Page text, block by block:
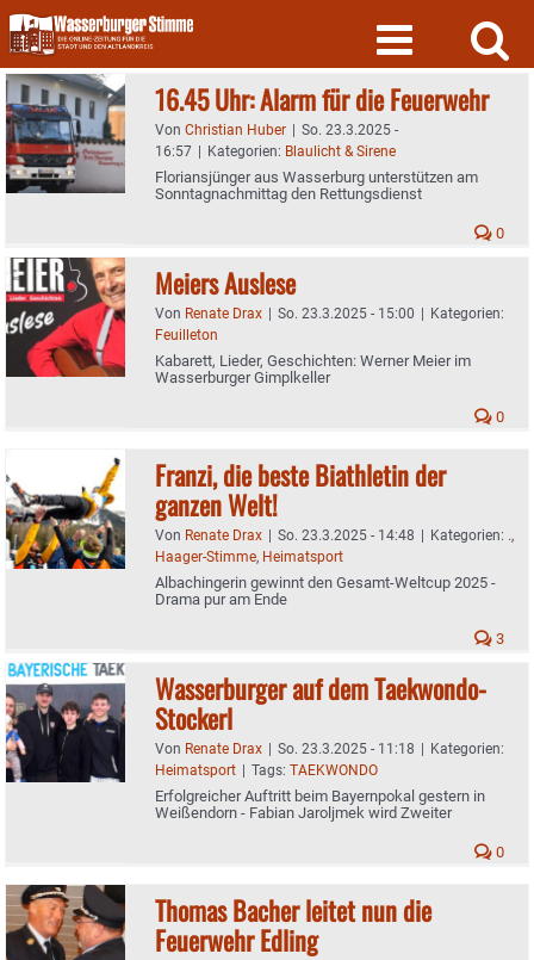
Skip
to
content
16.45 Uhr: Alarm für die Feuerwehr
Von Christian Huber | So. 23.3.2025 -
16:57 | Kategorien: Blaulicht & Sirene
Floriansjünger aus Wasserburg unterstützen am
Sonntagnachmittag den Rettungsdienst
0
Meiers Auslese
Von Renate Drax | So. 23.3.2025 - 15:00 | Kategorien:
Feuilleton
Kabarett, Lieder, Geschichten: Werner Meier im
Wasserburger Gimplkeller
0
Franzi, die beste Biathletin der
ganzen Welt!
Von Renate Drax | So. 23.3.2025 - 14:48 | Kategorien: .,
Haager-Stimme, Heimatsport
Albachingerin gewinnt den Gesamt-Weltcup 2025 -
Drama pur am Ende
3
Wasserburger auf dem Taekwondo-
Stockerl
Von Renate Drax | So. 23.3.2025 - 11:18 | Kategorien:
Heimatsport | Tags: TAEKWONDO
Erfolgreicher Auftritt beim Bayernpokal gestern in
Weißendorn - Fabian Jaroljmek wird Zweiter
0
Thomas Bacher leitet nun die
Feuerwehr Edling